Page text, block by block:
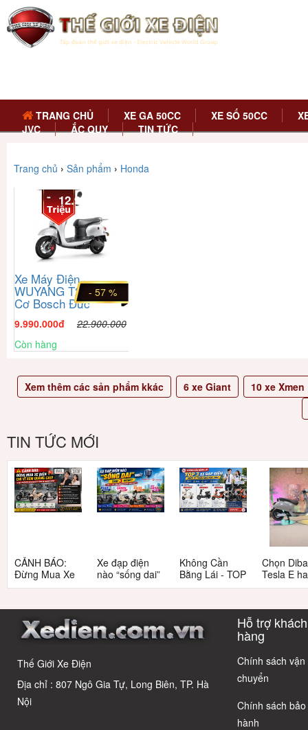
TRANG CHỦ XE GA 50CC XE SỐ 50CC
JVC
ẮC QUY TIN TỨC
Trang chủ › Sản phẩm › Honda
12.91
Xe Máy Điện
WUYANG T2 Động
Cơ Bosch Đức
22.900.000
- 57 %
9.990.000đ
Còn hàng
Xem thêm các sản phẩm kkác 6xe Giant 10xe Xmen
TIN TỨC MỚI
CẢNH BÁO:
Đừng Mua Xe
Điện Chỉ Vì
Cáo! 5 Bẫy
Phổ Biến Và Bí
Quyết Chọn Xe
Chuẩn Chỉnh
Xe đạp điện
nào “sống dai”
nhất sau 5
có câu trả lời
Không Cần
Bằng Lái - TOP
3 Xe Đạp Điện
Cho Học Sinh
Chọn
Tesla E
Tesla G:
cho người
dùng
thái
Thế Giới Xe Điện
Địa chỉ : 807 Ngô Gia Tự, Long Biên, TP. Hà
Nội
Hỗ trợ khách
hàng
Chính sách vận
chuyển
Chính sách bảo
hành